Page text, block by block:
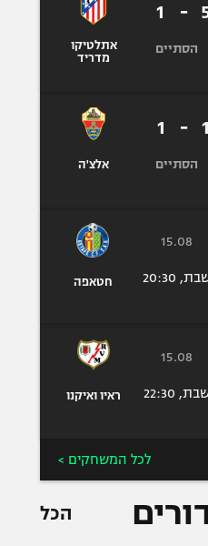
-
1
הסתיים
אתלטיקו
מדריד
1
-
1
הסתיים אלצ'ה
15.08
20:30 חטאפה
15.08
22:30 ראיו ואיקנו
לכל המשחקים >
הכל